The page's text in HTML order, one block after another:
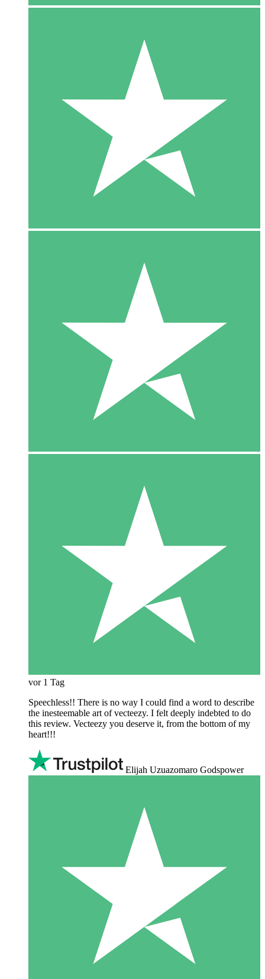
vor 1 Tag
Speechless!! There is no way I could find a word to describe
the inesteemable art of vecteezy. I felt deeply indebted to do
this review. Vecteezy you deserve it, from the bottom of my
heart!!!
Elijah Uzuazomaro Godspower